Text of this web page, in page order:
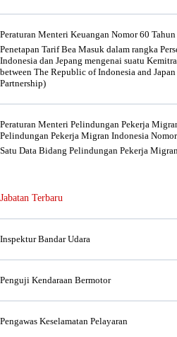
Peraturan Menteri Keuangan Nomor 60
Penetapan Tarif Bea Masuk dalam rangka
Indonesia dan Jepang mengenai suatu
between The Republic of Indonesia and
Partnership)
Peraturan Menteri Pelindungan Pekerja
Pelindungan Pekerja Migran Indonesia
Satu Data Bidang Pelindungan Pekerja
Jabatan Terbaru
Inspektur Bandar Udara
Penguji Kendaraan Bermotor
Pengawas Keselamatan Pelayaran